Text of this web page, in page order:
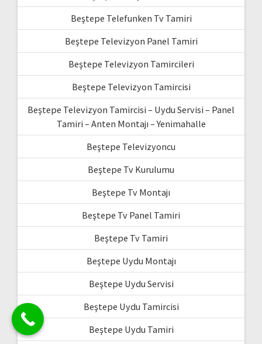
Beştepe Telefunken Tv Tamiri
Beştepe Televizyon Panel Tamiri
Beştepe Televizyon Tamircileri
Beştepe Televizyon Tamircisi
Beştepe Televizyon Tamircisi – Uydu Servisi – Panel
Tamiri – Anten Montajı – Yenimahalle
Beştepe Televizyoncu
Beştepe Tv Kurulumu
Beştepe Tv Montajı
Beştepe Tv Panel Tamiri
Beştepe Tv Tamiri
Beştepe Uydu Montajı
Beştepe Uydu Servisi
Beştepe Uydu Tamircisi
Beştepe Uydu Tamiri